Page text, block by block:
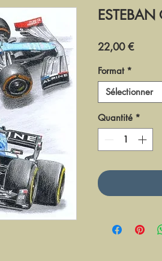
22,00 €Prix
Format *
Sélectionner
Quantité *